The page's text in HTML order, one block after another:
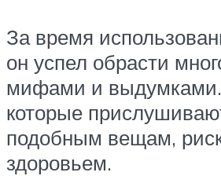
За время
он успел обрасти
мифами и
которые
подобным вещам,
здоровьем.